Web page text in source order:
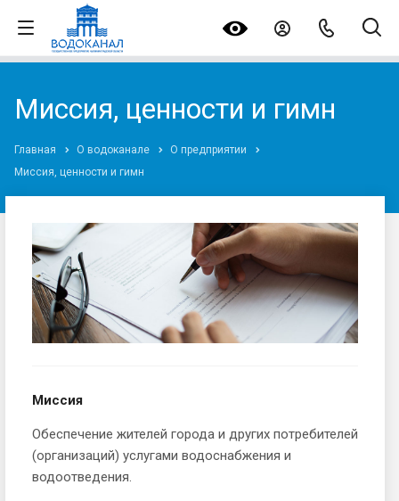
Миссия, ценности и гимн
Главная О водоканале
О предприятии
Миссия, ценности и гимн
Миссия
Обеспечение жителей города и других потребителей
(организаций) услугами водоснабжения и
водоотведения.